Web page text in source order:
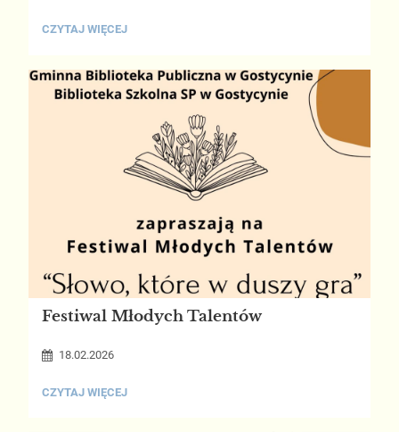
KOLEJNE
HISTORIĄ
GOSTYCYNA.:
CZYTAJ WIĘCEJ
Festiwal Młodych Talentów
18.02.2026
FESTIWAL
CZYTAJ WIĘCEJ